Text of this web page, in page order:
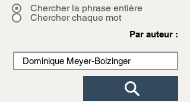
Chercher la phrase entière
Chercher chaque mot
Par auteur :